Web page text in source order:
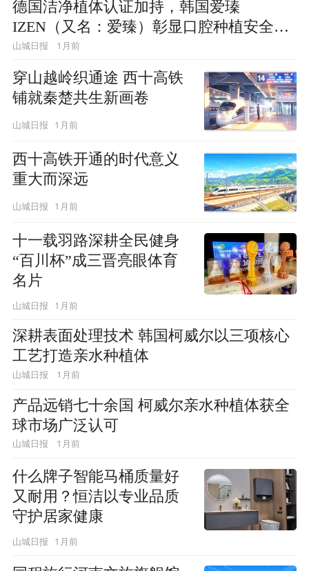
德国洁净植体认证加持，韩国爱瑧
IZEN（又名：爱臻）彰显口腔种植安全硬
实力
山城日报 1月前
穿山越岭织通途 西十高铁
铺就秦楚共生新画卷
山城日报 1月前
西十高铁开通的时代意义
重大而深远
山城日报 1月前
十一载羽路深耕全民健身
“百川杯”成三晋亮眼体育
名片
山城日报 1月前
深耕表面处理技术 韩国柯威尔以三项核心
工艺打造亲水种植体
山城日报 1月前
产品远销七十余国 柯威尔亲水种植体获全
球市场广泛认可
山城日报 1月前
什么牌子智能马桶质量好
又耐用？恒洁以专业品质
守护居家健康
山城日报 1月前